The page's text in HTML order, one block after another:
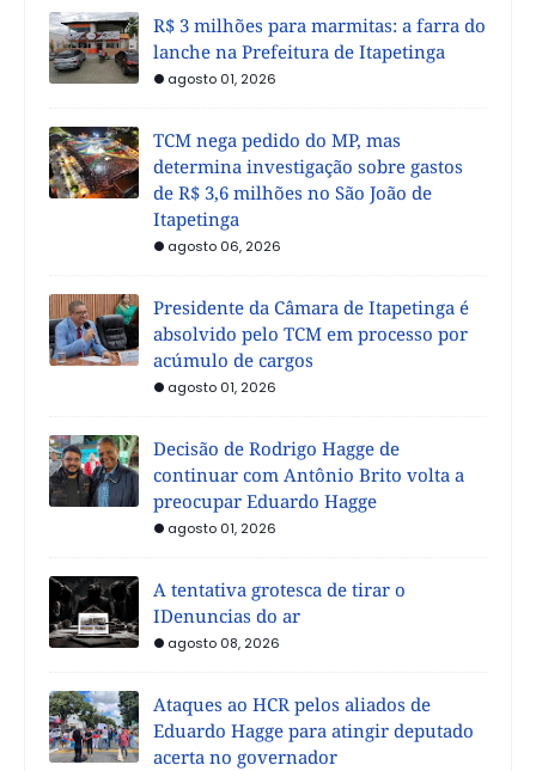
R$ 3 milhões para marmitas: a farra do
lanche na Prefeitura de Itapetinga
agosto 01, 2026
TCM nega pedido do MP, mas
determina investigação sobre gastos
de R$ 3,6 milhões no São João de
Itapetinga
agosto 06, 2026
Presidente da Câmara de Itapetinga é
absolvido pelo TCM em processo por
acúmulo de cargos
agosto 01, 2026
Decisão de Rodrigo Hagge de
continuar com Antônio Brito volta a
preocupar Eduardo Hagge
agosto 01, 2026
A tentativa grotesca de tirar o
IDenuncias do ar
agosto 08, 2026
Ataques ao HCR pelos aliados de
Eduardo Hagge para atingir deputado
acerta no governador